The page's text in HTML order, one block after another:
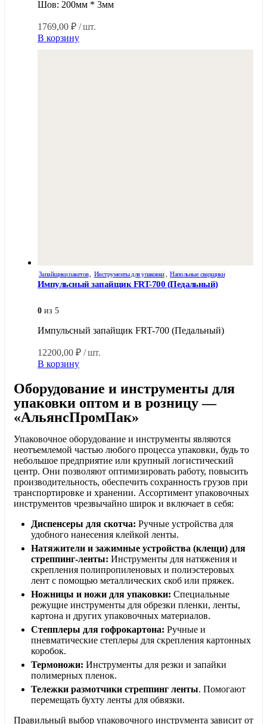
Шов: 200мм * 3мм
1769,00 ₽ / шт.
В корзину
Запайщики пакетов, Инструменты для упаковки, Напольные сварщики
Импульсный запайщик FRT-700 (Педальный)
0 из 5
Импульсный запайщик FRT-700 (Педальный)
12200,00 ₽ / шт.
В корзину
Оборудование и инструменты для
упаковки оптом и в розницу —
«АльянсПромПак»
Упаковочное оборудование и инструменты являются
неотъемлемой частью любого процесса упаковки, будь то
небольшое предприятие или крупный логистический
центр. Они позволяют оптимизировать работу, повысить
производительность, обеспечить сохранность грузов при
транспортировке и хранении. Ассортимент упаковочных
инструментов чрезвычайно широк и включает в себя:
Диспенсеры для скотча: Ручные устройства для
удобного нанесения клейкой ленты.
Натяжители и зажимные устройства (клещи) для
стреппинг-ленты: Инструменты для натяжения и
скрепления полипропиленовых и полиэстеровых
лент с помощью металлических скоб или пряжек.
Ножницы и ножи для упаковки: Специальные
режущие инструменты для обрезки пленки, ленты,
картона и других упаковочных материалов.
Степплеры для гофрокартона: Ручные и
пневматические степлеры для скрепления картонных
коробок.
Термоножи: Инструменты для резки и запайки
полимерных пленок.
Тележки размотчики стреппинг ленты. Помогают
перемещать бухту ленты для обвязки.
Правильный выбор упаковочного инструмента зависит от